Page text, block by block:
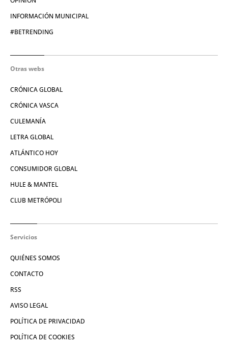
INFORMACIÓN MUNICIPAL
#BETRENDING
Otras webs
CRÓNICA GLOBAL
CRÓNICA VASCA
CULEMANÍA
LETRA GLOBAL
ATLÁNTICO HOY
CONSUMIDOR GLOBAL
HULE & MANTEL
CLUB METRÓPOLI
Servicios
QUIÉNES SOMOS
CONTACTO
RSS
AVISO LEGAL
POLÍTICA DE PRIVACIDAD
POLÍTICA DE COOKIES